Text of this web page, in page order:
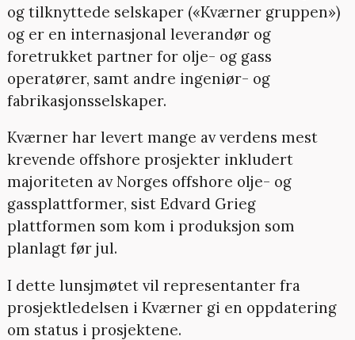
og tilknyttede selskaper («Kværner gruppen»)
og er en internasjonal leverandør og
foretrukket partner for olje- og gass
operatører, samt andre ingeniør- og
fabrikasjonsselskaper.
Kværner har levert mange av verdens mest
krevende offshore prosjekter inkludert
majoriteten av Norges offshore olje- og
gassplattformer, sist Edvard Grieg
plattformen som kom i produksjon som
planlagt før jul.
I dette lunsjmøtet vil representanter fra
prosjektledelsen i Kværner gi en oppdatering
om status i prosjektene.